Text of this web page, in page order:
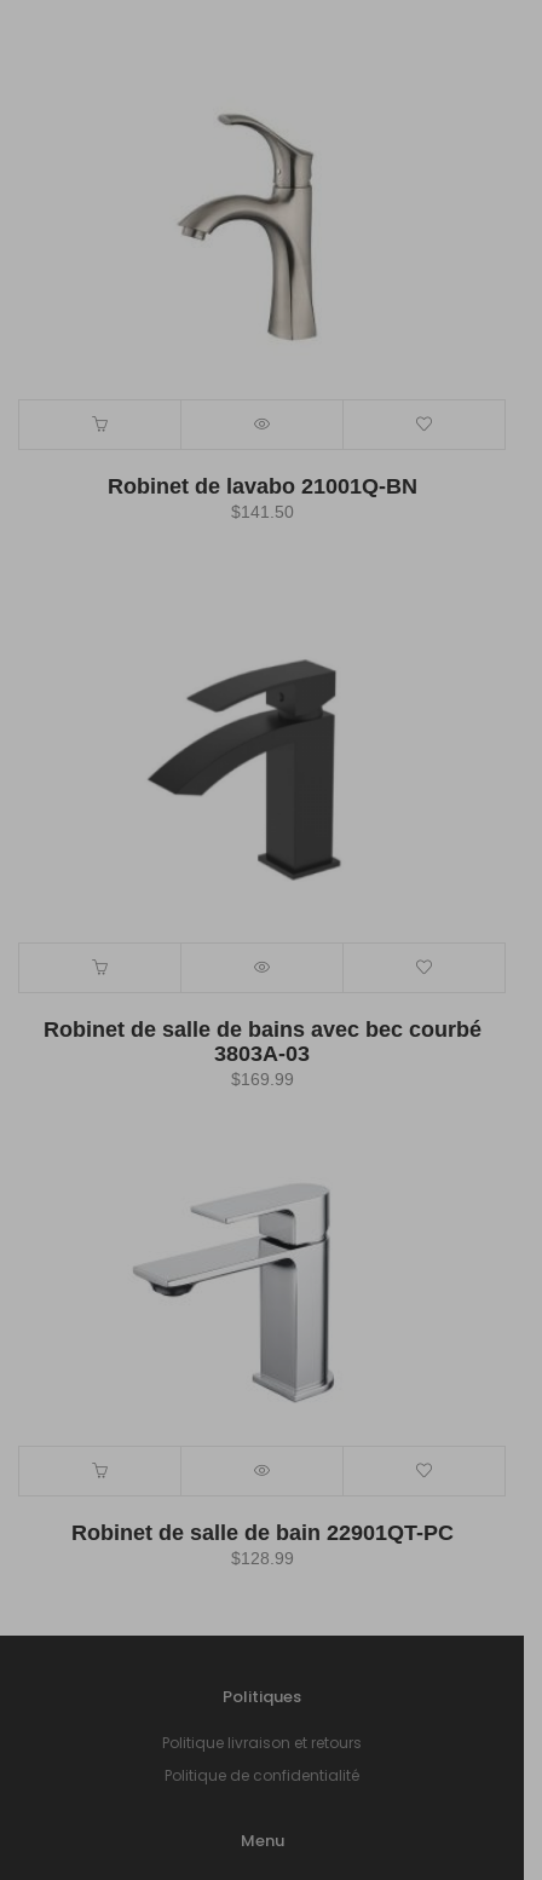
Robinet de lavabo 21001Q-BN
$141.50
Robinet de salle de bains avec bec courbé
3803A-03
$169.99
Robinet de salle de bain 22901QT-PC
$128.99
Politiques
Politique livraison et retours
Politique de confidentialité
Menu